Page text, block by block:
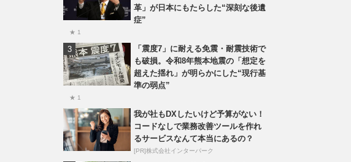
革」が日本にもたらした“深刻な後遺
症”
★ 1
「震度7」に耐える免震・耐震技術で
も破損。令和8年熊本地震の「想定を
超えた揺れ」が明らかにした“現行基
準の弱点”
★ 1
我が社もDXしたいけど予算がない！
コードなしで業務改善ツールを作れ
るサービスなんて本当にあるの？
[PR]株式会社インターパーク